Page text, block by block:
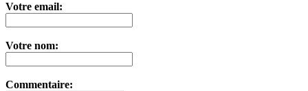
Votre email:
Votre nom:
Commentaire: